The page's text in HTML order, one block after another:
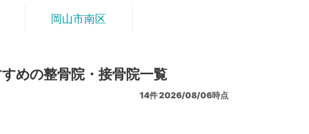
岡山市南区
めの整骨院・接骨院一覧
14件2026/08/06時点